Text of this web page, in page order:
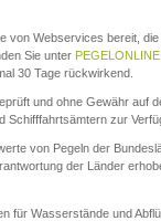
von Webservices bereit,
Sie unter
30 Tage rückwirkend.
und ohne Gewähr auf
zur
von Pegeln der
der Länder
für Wasserstände und